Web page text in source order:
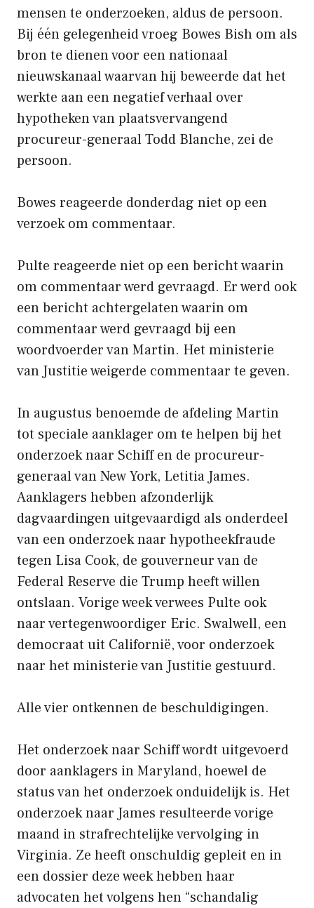
mensen te onderzoeken, aldus de persoon.
Bij één gelegenheid vroeg Bowes Bish om als
bron te dienen voor een nationaal
nieuwskanaal waarvan hij beweerde dat het
werkte aan een negatief verhaal over
hypotheken van plaatsvervangend
procureur-generaal Todd Blanche, zei de
persoon.
Bowes reageerde donderdag niet op een
verzoek om commentaar.
Pulte reageerde niet op een bericht waarin
om commentaar werd gevraagd. Er werd ook
een bericht achtergelaten waarin om
commentaar werd gevraagd bij een
woordvoerder van Martin. Het ministerie
van Justitie weigerde commentaar te geven.
In augustus benoemde de afdeling Martin
tot speciale aanklager om te helpen bij het
onderzoek naar Schiff en de procureur-
generaal van New York, Letitia James.
Aanklagers hebben afzonderlijk
dagvaardingen uitgevaardigd als onderdeel
van een onderzoek naar hypotheekfraude
tegen Lisa Cook, de gouverneur van de
Federal Reserve die Trump heeft willen
ontslaan. Vorige week verwees Pulte ook
naar vertegenwoordiger Eric. Swalwell, een
democraat uit Californië, voor onderzoek
naar het ministerie van Justitie gestuurd.
Alle vier ontkennen de beschuldigingen.
Het onderzoek naar Schiff wordt uitgevoerd
door aanklagers in Maryland, hoewel de
status van het onderzoek onduidelijk is. Het
onderzoek naar James resulteerde vorige
maand in strafrechtelijke vervolging in
Virginia. Ze heeft onschuldig gepleit en in
een dossier deze week hebben haar
advocaten het volgens hen “schandalig